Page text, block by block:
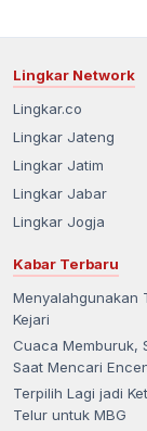
Lingkar Network
Lingkar.co
Lingkar Jateng
Lingkar Jatim
Lingkar Jabar
Lingkar Jogja
Kabar Terbaru
Menyalahgunakan
Kejari
Cuaca Memburuk,
Saat Mencari
Terpilih Lagi jadi
Telur untuk MBG